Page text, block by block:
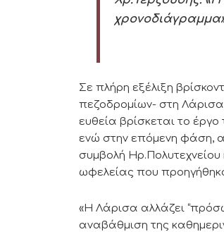
Σε πλήρη εξέλιξη
πεζοδρομίων- στη
ευθεία βρίσκεται το
ενώ στην επόμενη φάση,
συμβολή Ηρ.Πολυτεχνείου
ωφελείας που
«Η Λάρισα αλλάζει
αναβάθμιση της